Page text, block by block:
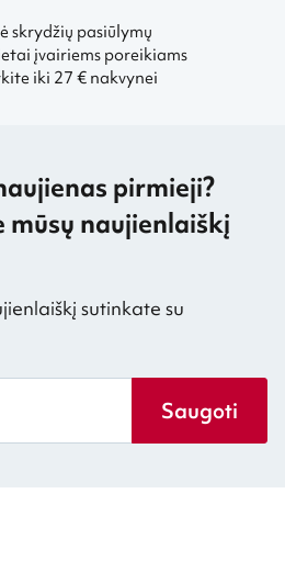
skrydžių pasiūlymų
įvairiems poreikiams
iki 27 € nakvynei
pirmieji?
naujienlaiškį
sutinkate su
Saugoti